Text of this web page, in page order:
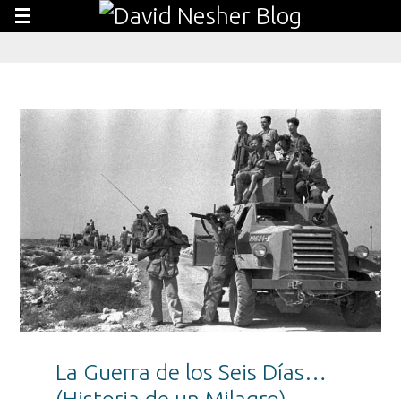
La Guerra de los Seis Días…